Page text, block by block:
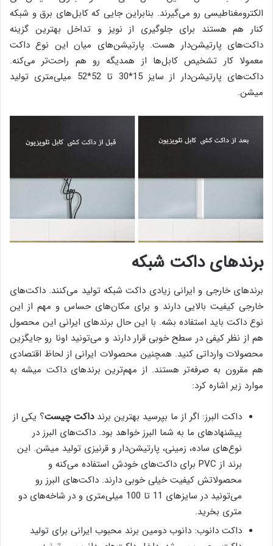
الکترومغناطیسی رو می‌گیرند. بنابراین جایی که کابل‌های برق و شبکه
کنار هم هستند برای جلوگیری از نویز و تداخل بهترین گزینه
داکت‌های پارتیشن‌دار هست. پارتیشن‌های میان این نوع داکت
معمولا کار تشخیص کابل‌ها از همدیگه رو هم راحت‌تر می‌کنه.
داکت‌های پارتیشن‌دار از سایز 15*30 تا 52*52 میلی‌متری تولید
میشن.
برندهای داکت شبکه
برندهای خارجی و ایرانی زیادی داکت شبکه تولید می‌کنند. داکت‌های
خارجی کیفیت بالایی دارند و برای مکان‌های حساس و مهم از این
نوع داکت باید استفاده بشه. با این حال برندهای ایرانی این محصول
هم از نظر کیفی در سطح خوبی قرار دارند و می‌تونید اونا رو جایگزین
محصولات وارداتی کنید. همچنین محصولات ایرانی از لحاظ اقتصادی
هم مقرون به صرفه‌تر هستند. از مهم‌ترین برندهای داکت میشه به
موارد زیر اشاره کرد:
داکت البرز: اگر از ما بپرسید بهترین برندداکت چیست؟ یکی از
پیشنهادهای ما به شما البرز خواهد بود. داکت‌های البرز در
نوع‌های ساده، زمینی، پارتیشن‌دار و قرنیزی تولید میشن. این
برند از PVC برای داکت‌های خودش استفاده می‌کنه و
محصولاتش کیفیت خیلی خوبی دارند. داکت‌های البرز رو
می‌تونید در سایزهای 11 تا 100 میلی‌متری و در شاخه‌های دو
متری بخرید.
داکت دانوب: دانوب دومین برند محبوب ایرانی برای تولید